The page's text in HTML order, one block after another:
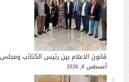
قانون الاعلام بين رئيس الكتائب ومجلس
أغسطس 6, 2026